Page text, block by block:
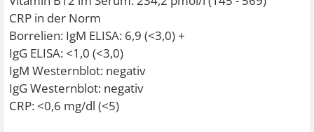
CRP in der Norm
Borrelien: IgM ELISA: 6,9 (<3,0) +
IgG ELISA: <1,0 (<3,0)
IgM Westernblot: negativ
IgG Westernblot: negativ
CRP: <0,6 mg/dl (<5)